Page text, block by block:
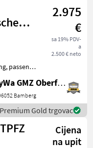
2.975
€
sa 19% PDV-
a
2.500 € neto
passend
CT,
www.ab-
tla
BayWa GMZ Oberfranken
Bamberg
Premium Gold trgovac
Cijena
na upit